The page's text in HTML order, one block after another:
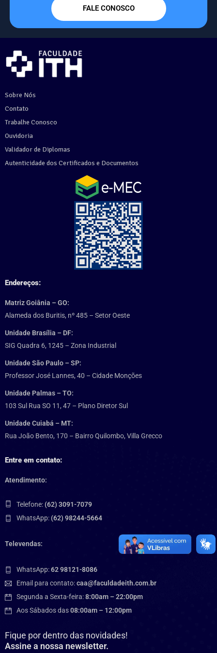
FALE CONOSCO
Sobre Nós
Contato
Trabalhe Conosco
Ouvidoria
Validador de Diplomas
Autenticidade dos Certificados e Documentos
Endereços:
Matriz Goiânia – GO:
Alameda dos Buritis, nº 485 – Setor Oeste
Unidade Brasília – DF:
SIG Quadra 6, 1245 – Zona Industrial
Unidade São Paulo – SP:
Professor José Lannes, 40 – Cidade Monções
Unidade Palmas – TO:
103 Sul Rua SO 11, 47 – Plano Diretor Sul
Unidade Cuiabá – MT:
Rua João Bento, 170 – Bairro Quilombo, Villa Grecco
Entre em contato:
Atendimento:
Telefone: (62) 3091-7079
WhatsApp: (62) 98244-5664
Televendas:
WhatsApp:62 98121-8086
Email para contato:caa@faculdadeith.com.br
Segunda a Sexta-feira:8:00am – 22:00pm
Aos Sábados das08:00am – 12:00pm
Fique por dentro das novidades!
Assine a nossa newsletter.